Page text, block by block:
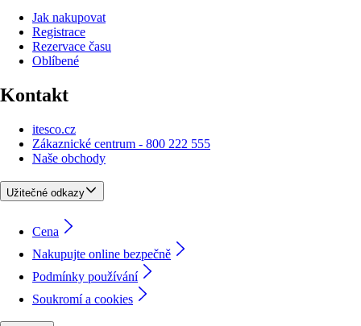
Jak nakupovat
Registrace
Rezervace času
Oblíbené
Kontakt
itesco.cz
Zákaznické centrum - 800 222 555
Naše obchody
Užitečné odkazy
Cena
Nakupujte online bezpečně
Podmínky používání
Soukromí a cookies